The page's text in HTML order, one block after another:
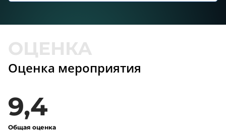
Оценка мероприятия
9,4
Общая оценка